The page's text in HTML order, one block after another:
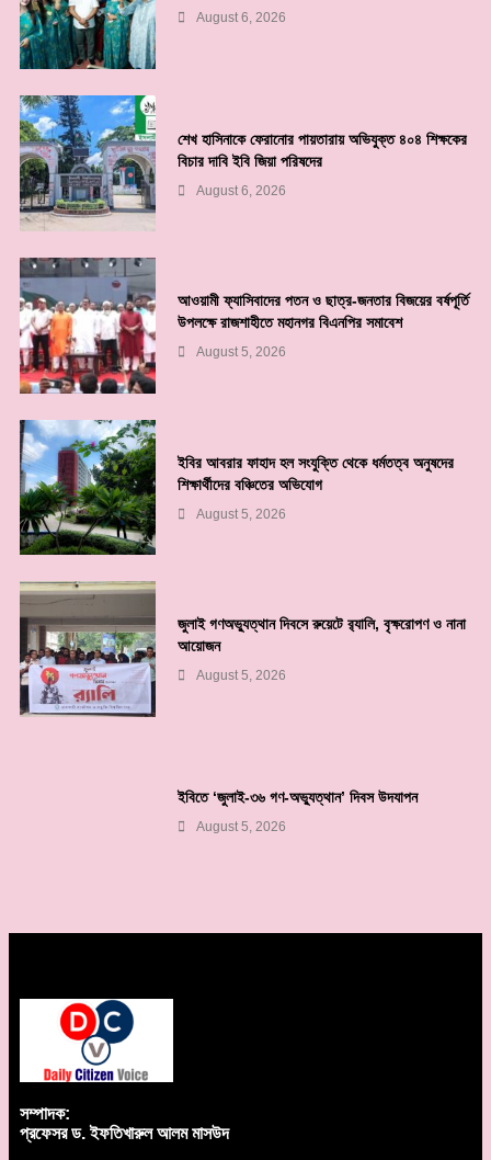
August 6, 2026
শেখ হাসিনাকে ফেরানোর পায়তারায় অভিযুক্ত ৪০৪ শিক্ষকের
বিচার দাবি ইবি জিয়া পরিষদের
August 6, 2026
আওয়ামী ফ্যাসিবাদের পতন ও ছাত্র-জনতার বিজয়ের বর্ষপূর্তি
উপলক্ষে রাজশাহীতে মহানগর বিএনপির সমাবেশ
August 5, 2026
ইবির আবরার ফাহাদ হল সংযুক্তি থেকে ধর্মতত্ব অনুষদের
শিক্ষার্থীদের বঞ্চিতের অভিযোগ
August 5, 2026
জুলাই গণঅভ্যুত্থান দিবসে রুয়েটে র‌্যালি, বৃক্ষরোপণ ও নানা
আয়োজন
August 5, 2026
ইবিতে ‘জুলাই-৩৬ গণ-অভ্যুত্থান’ দিবস উদযাপন
August 5, 2026
সম্পাদক:
প্রফেসর ড. ইফতিখারুল আলম মাসউদ